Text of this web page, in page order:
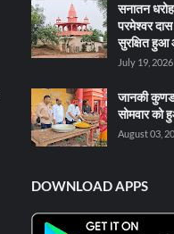
सनातन
परमेश्वर
सुरक्षित
July 19, 2026
जानकी
सोमवार को
August 03,
DOWNLOAD APPS